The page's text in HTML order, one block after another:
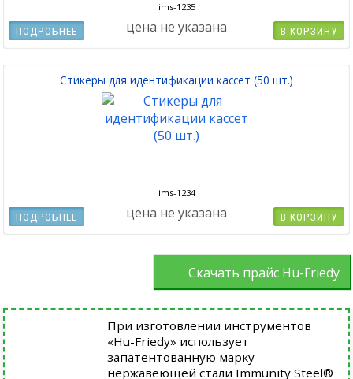
ims-1235
цена не указана В КОРЗИНУ
ПОДРОБНЕЕ
Стикеры для идентификации кассет (50 шт.)
ims-1234
цена не указана В КОРЗИНУ
ПОДРОБНЕЕ
Скачать прайс Hu-Friedy
При изготовлении инструментов
«Hu-Friedy» использует
запатентованную марку
нержавеющей стали Immunity Steel®